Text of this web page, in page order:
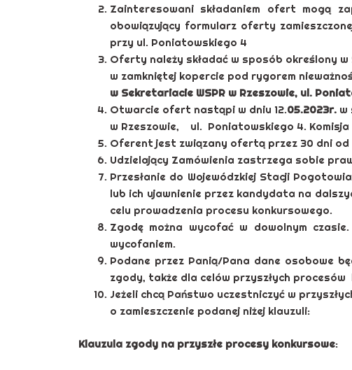
Zainteresowani składaniem ofert mogą
obowiązujący formularz oferty
przy ul. Poniatowskiego 4
Oferty należy składać w sposób określony w
w zamkniętej kopercie pod rygorem
w Sekretariacie WSPR w Rzeszowie, ul.
Otwarcie ofert nastąpi w dniu 12.05.2023r. w
w Rzeszowie, ul. Poniatowskiego 4.
Oferent jest związany ofertą przez 30 dni
Udzielający Zamówienia zastrzega sobie
Przesłanie do Wojewódzkiej Stacji
lub ich ujawnienie przez kandydata na
celu prowadzenia procesu konkursowego.
Zgodę można wycofać w dowolnym
wycofaniem.
Podane przez Panią/Pana dane osobowe
zgody, także dla celów przyszłych procesów
Jeżeli chcą Państwo uczestniczyć w
o zamieszczenie podanej niżej klauzuli:
Klauzula zgody na przyszłe procesy konkursowe: